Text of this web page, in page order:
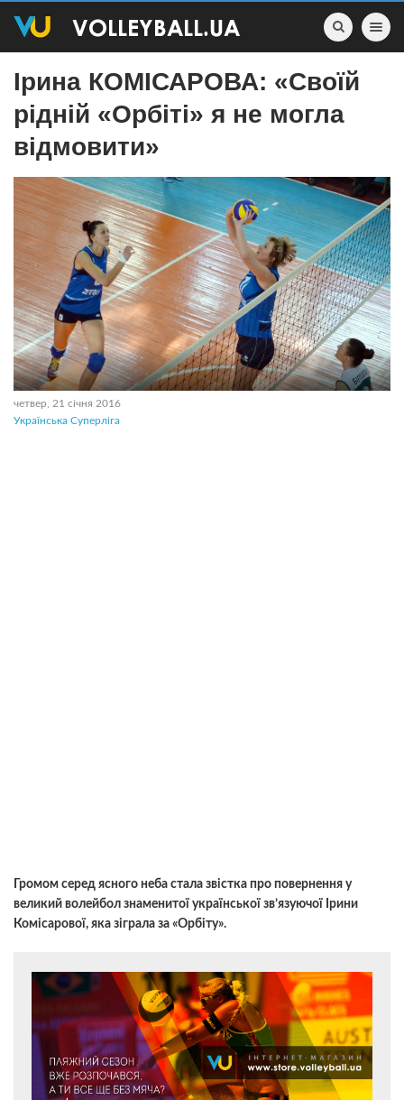
Toggle
Ірина КОМІСАРОВА: «Своїй
рідній «Орбіті» я не могла
відмовити»
четвер, 21 січня 2016
Українська Суперліга
Громом серед ясного неба стала звістка про повернення у
великий волейбол знаменитої української зв’язуючої Ірини
Комісарової, яка зіграла за «Орбіту».